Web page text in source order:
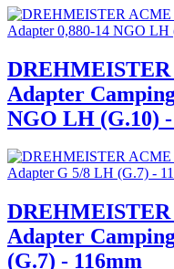
DREHMEISTER
Adapter
NGO LH (G.10)
DREHMEISTER
Adapter
(G.7) - 116mm